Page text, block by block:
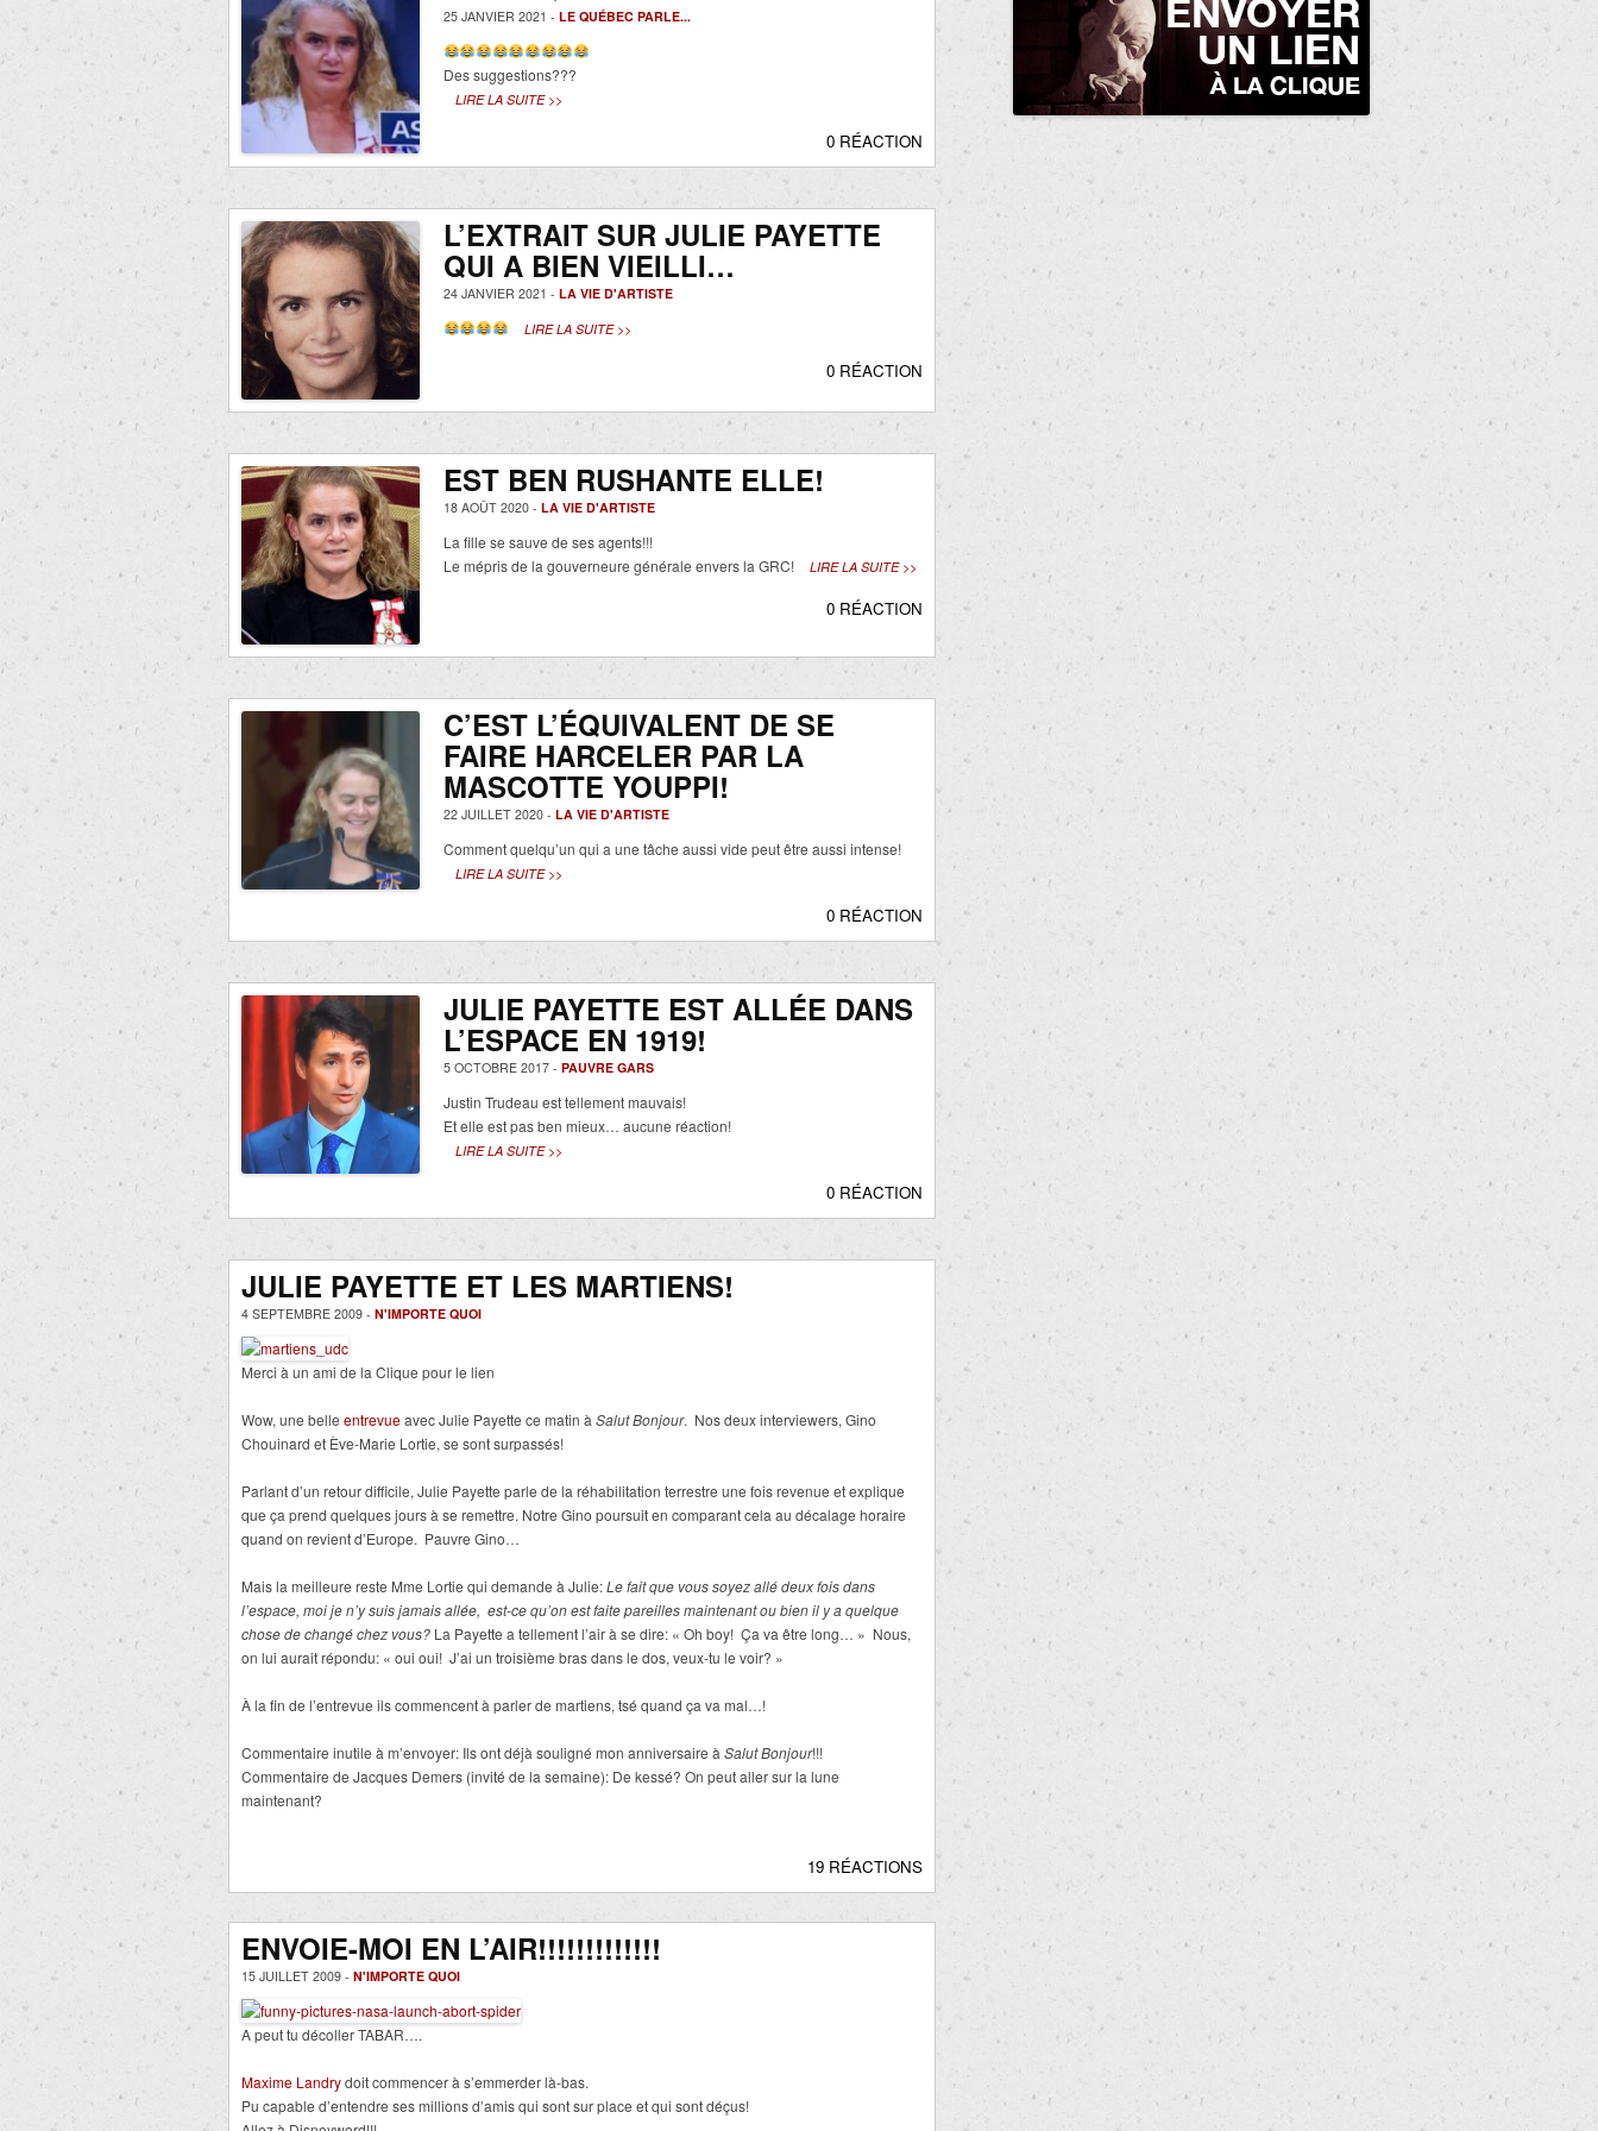
25 JANVIER 2021 - LE QUÉBEC PARLE...
Des suggestions???
LIRE LA SUITE >>
0 RÉACTION
L’EXTRAIT SUR JULIE PAYETTE
QUI A BIEN VIEILLI…
24 JANVIER 2021 - LA VIE D'ARTISTE
LIRE LA SUITE >>
0 RÉACTION
EST BEN RUSHANTE ELLE!
18 AOÛT 2020 - LA VIE D'ARTISTE
La fille se sauve de ses agents!!!
Le mépris de la gouverneure générale envers la GRC!
LIRE LA SUITE >>
0 RÉACTION
C’EST L’ÉQUIVALENT DE SE
FAIRE HARCELER PAR LA
MASCOTTE YOUPPI!
22 JUILLET 2020 - LA VIE D'ARTISTE
Comment quelqu’un qui a une tâche aussi vide peut être aussi intense!
LIRE LA SUITE >>
0 RÉACTION
JULIE PAYETTE EST ALLÉE DANS
L’ESPACE EN 1919!
5 OCTOBRE 2017 - PAUVRE GARS
Justin Trudeau est tellement mauvais!
Et elle est pas ben mieux… aucune réaction!
LIRE LA SUITE >>
0 RÉACTION
JULIE PAYETTE ET LES MARTIENS!
4 SEPTEMBRE 2009 - N'IMPORTE QUOI
Merci à un ami de la Clique pour le lien
Wow, une belle entrevueavec Julie Payette ce matin à Salut Bonjour. Nos deux interviewers, Gino
Chouinard et Ève-Marie Lortie, se sont surpassés!
Parlant d’un retour difficile, Julie Payette parle de la réhabilitation terrestre une fois revenue et explique
que ça prend quelques jours à se remettre. Notre Gino poursuit en comparant cela au décalage horaire
quand on revient d’Europe. Pauvre Gino…
Mais la meilleure reste Mme Lortie qui demande à Julie:Le fait que vous soyez allé deux fois dans
l’espace, moi je n’y suis jamais allée, est-ce qu’on est faite pareilles maintenant ou bien il y a quelque
chose de changé chez vous? La Payette a tellement l’air à se dire: « Oh boy! Ça va être long… » Nous,
on lui aurait répondu: « oui oui! J’ai un troisième bras dans le dos, veux-tu le voir? »
À la fin de l’entrevue ils commencent à parler de martiens, tsé quand ça va mal…!
Commentaire inutile à m’envoyer: Ils ont déjà souligné mon anniversaire à Salut Bonjour!!!
Commentaire de Jacques Demers (invité de la semaine): De kessé? On peut aller sur la lune
maintenant?
19 RÉACTIONS
ENVOIE-MOI EN L’AIR!!!!!!!!!!!!!
15 JUILLET 2009 - N'IMPORTE QUOI
A peut tu décoller TABAR….
Maxime Landrydoit commencer à s’emmerder là-bas.
Pu capable d’entendre ses millions d’amis qui sont sur place et qui sont déçus!